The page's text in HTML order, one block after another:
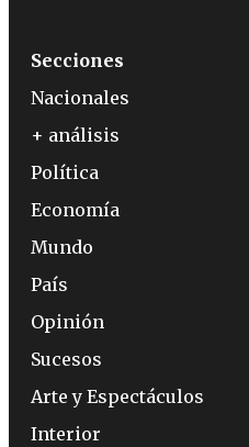
Secciones
Nacionales
+ análisis
Política
Economía
Mundo
País
Opinión
Sucesos
Arte y Espectáculos
Interior